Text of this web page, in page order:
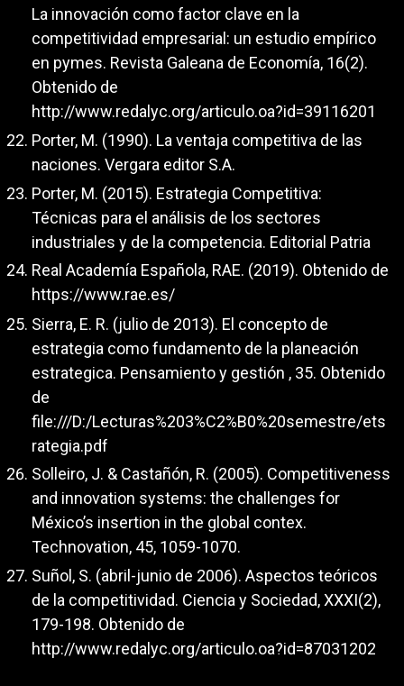
La innovación como factor clave en la
competitividad empresarial: un estudio empírico
en pymes. Revista Galeana de Economía, 16(2).
Obtenido de
http://www.redalyc.org/articulo.oa?id=39116201
Porter, M. (1990). La ventaja competitiva de las
naciones. Vergara editor S.A.
Porter, M. (2015). Estrategia Competitiva:
Técnicas para el análisis de los sectores
industriales y de la competencia. Editorial Patria
Real Academía Española, RAE. (2019). Obtenido de
https://www.rae.es/
Sierra, E. R. (julio de 2013). El concepto de
estrategia como fundamento de la planeación
estrategica. Pensamiento y gestión , 35. Obtenido
de
file:///D:/Lecturas%203%C2%B0%20semestre/ets
rategia.pdf
Solleiro, J. & Castañón, R. (2005). Competitiveness
and innovation systems: the challenges for
México’s insertion in the global contex.
Technovation, 45, 1059-1070.
Suñol, S. (abril-junio de 2006). Aspectos teóricos
de la competitividad. Ciencia y Sociedad, XXXI(2),
179-198. Obtenido de
http://www.redalyc.org/articulo.oa?id=87031202